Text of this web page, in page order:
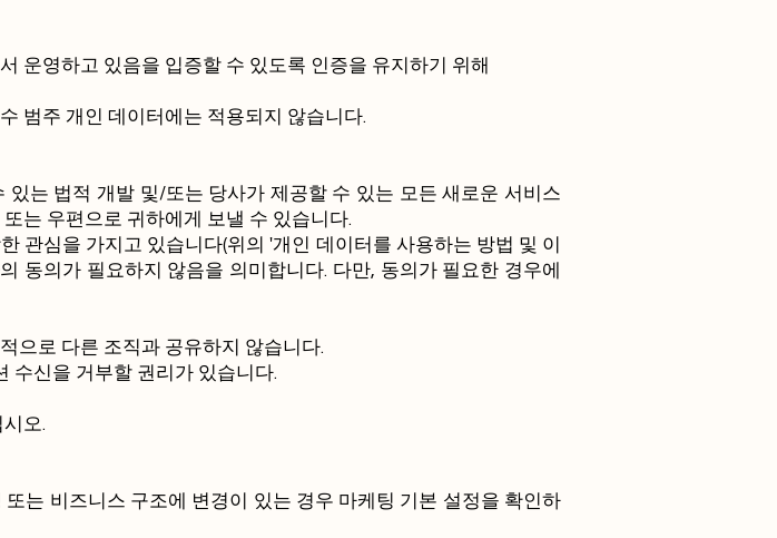
운영하고 있음을 입증할 수 있도록 인증을 유지하기 위해
범주 개인 데이터에는 적용되지 않습니다.
는 법적 개발 및/또는 당사가 제공할 수 있는 모든 새로운 서비스
는 우편으로 귀하에게 보낼 수 있습니다.
관심을 가지고 있습니다(위의 '개인 데이터를 사용하는 방법 및 이
동의가 필요하지 않음을 의미합니다. 다만, 동의가 필요한 경우에
으로 다른 조직과 공유하지 않습니다.
수신을 거부할 권리가 있습니다.
오.
는 비즈니스 구조에 변경이 있는 경우 마케팅 기본 설정을 확인하